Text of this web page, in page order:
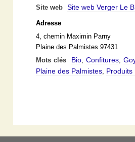
Site web Site web Verger Le
Adresse
4, chemin Maximin Parny
Plaine des Palmistes 97431
Mots clés
Bio, Confitures,
Plaine des Palmistes, Produits